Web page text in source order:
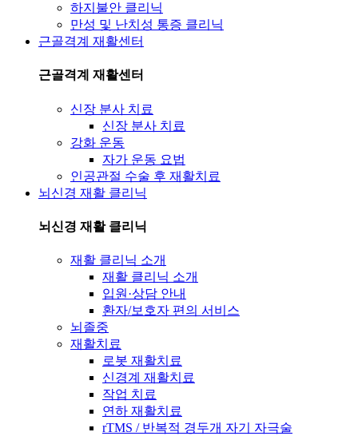
하지불안 클리닉
만성 및 난치성 통증 클리닉
근골격계 재활센터
근골격계 재활센터
신장 분사 치료
신장 분사 치료
강화 운동
자가 운동 요법
인공관절 수술 후 재활치료
뇌신경 재활 클리닉
뇌신경 재활 클리닉
재활 클리닉 소개
재활 클리닉 소개
입원·상담 안내
환자/보호자 편의 서비스
뇌졸중
재활치료
로봇 재활치료
신경계 재활치료
작업 치료
연하 재활치료
rTMS / 반복적 경두개 자기 자극술